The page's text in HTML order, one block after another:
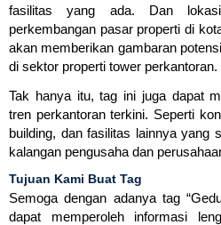
fasilitas yang ada. Dan
perkembangan pasar properti di
akan memberikan gambaran
di sektor properti tower perkantoran.
Tak hanya itu, tag ini juga dapat
tren perkantoran terkini. Seperti
building, dan fasilitas lainnya yang
kalangan pengusaha dan
Tujuan Kami Buat Tag
Semoga dengan adanya tag
dapat memperoleh informasi